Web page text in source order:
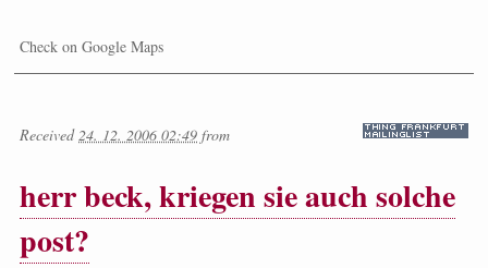
Check on Google Maps
Received24. 12. 2006 02:49 from
herr beck, kriegen sie auch solche
post?